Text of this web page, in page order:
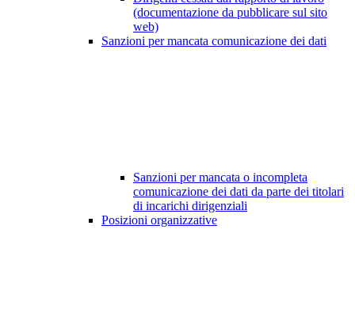
(documentazione da pubblicare sul sito
web)
Sanzioni per mancata comunicazione dei dati
Sanzioni per mancata o incompleta
comunicazione dei dati da parte dei titolari
di incarichi dirigenziali
Posizioni organizzative